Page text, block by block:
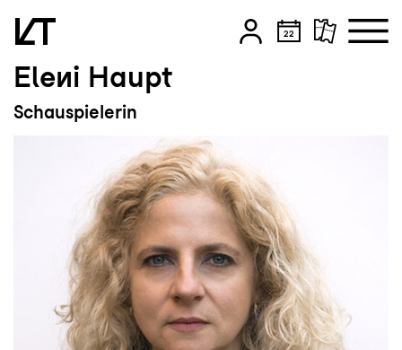
Zum Hauptinhalt springen
Zum Footer springen
Eleni Haupt
Schauspielerin